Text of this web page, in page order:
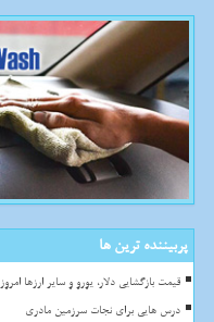
پربیننده ترین ها
قیمت بازگشایی دلار، یورو و سایر ارزها امروز ۱۳ خرداد ۱۴۰۵ به همراه جدول
درس هایی برای نجات سرزمین مادری